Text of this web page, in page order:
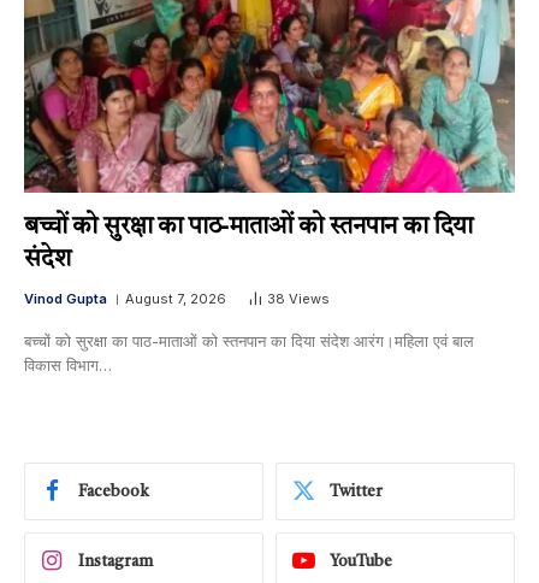
बच्चों को सुरक्षा का पाठ-माताओं को स्तनपान का दिया
संदेश
Vinod Gupta August 7, 2026 38 Views
बच्चों को सुरक्षा का पाठ-माताओं को स्तनपान का दिया संदेश आरंग।महिला एवं बाल
विकास विभाग…
Facebook Twitter
Instagram YouTube